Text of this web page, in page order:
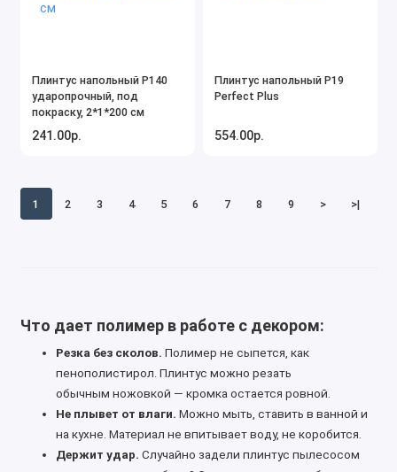
Плинтус напольный P140
ударопрочный, под
покраску, 2*1*200 см
241.00р.
Плинтус напольный P19
Perfect Plus
554.00р.
1 2 3 4 5 6 7 8 9 > >|
Что дает полимер в работе с декором:
Резка без сколов. Полимер не сыпется, как
пенополистирол. Плинтус можно резать
обычным ножовкой — кромка остается ровной.
Не плывет от влаги. Можно мыть, ставить в ванной и
на кухне. Материал не впитывает воду, не коробится.
Держит удар. Случайно задели плинтус пылесосом